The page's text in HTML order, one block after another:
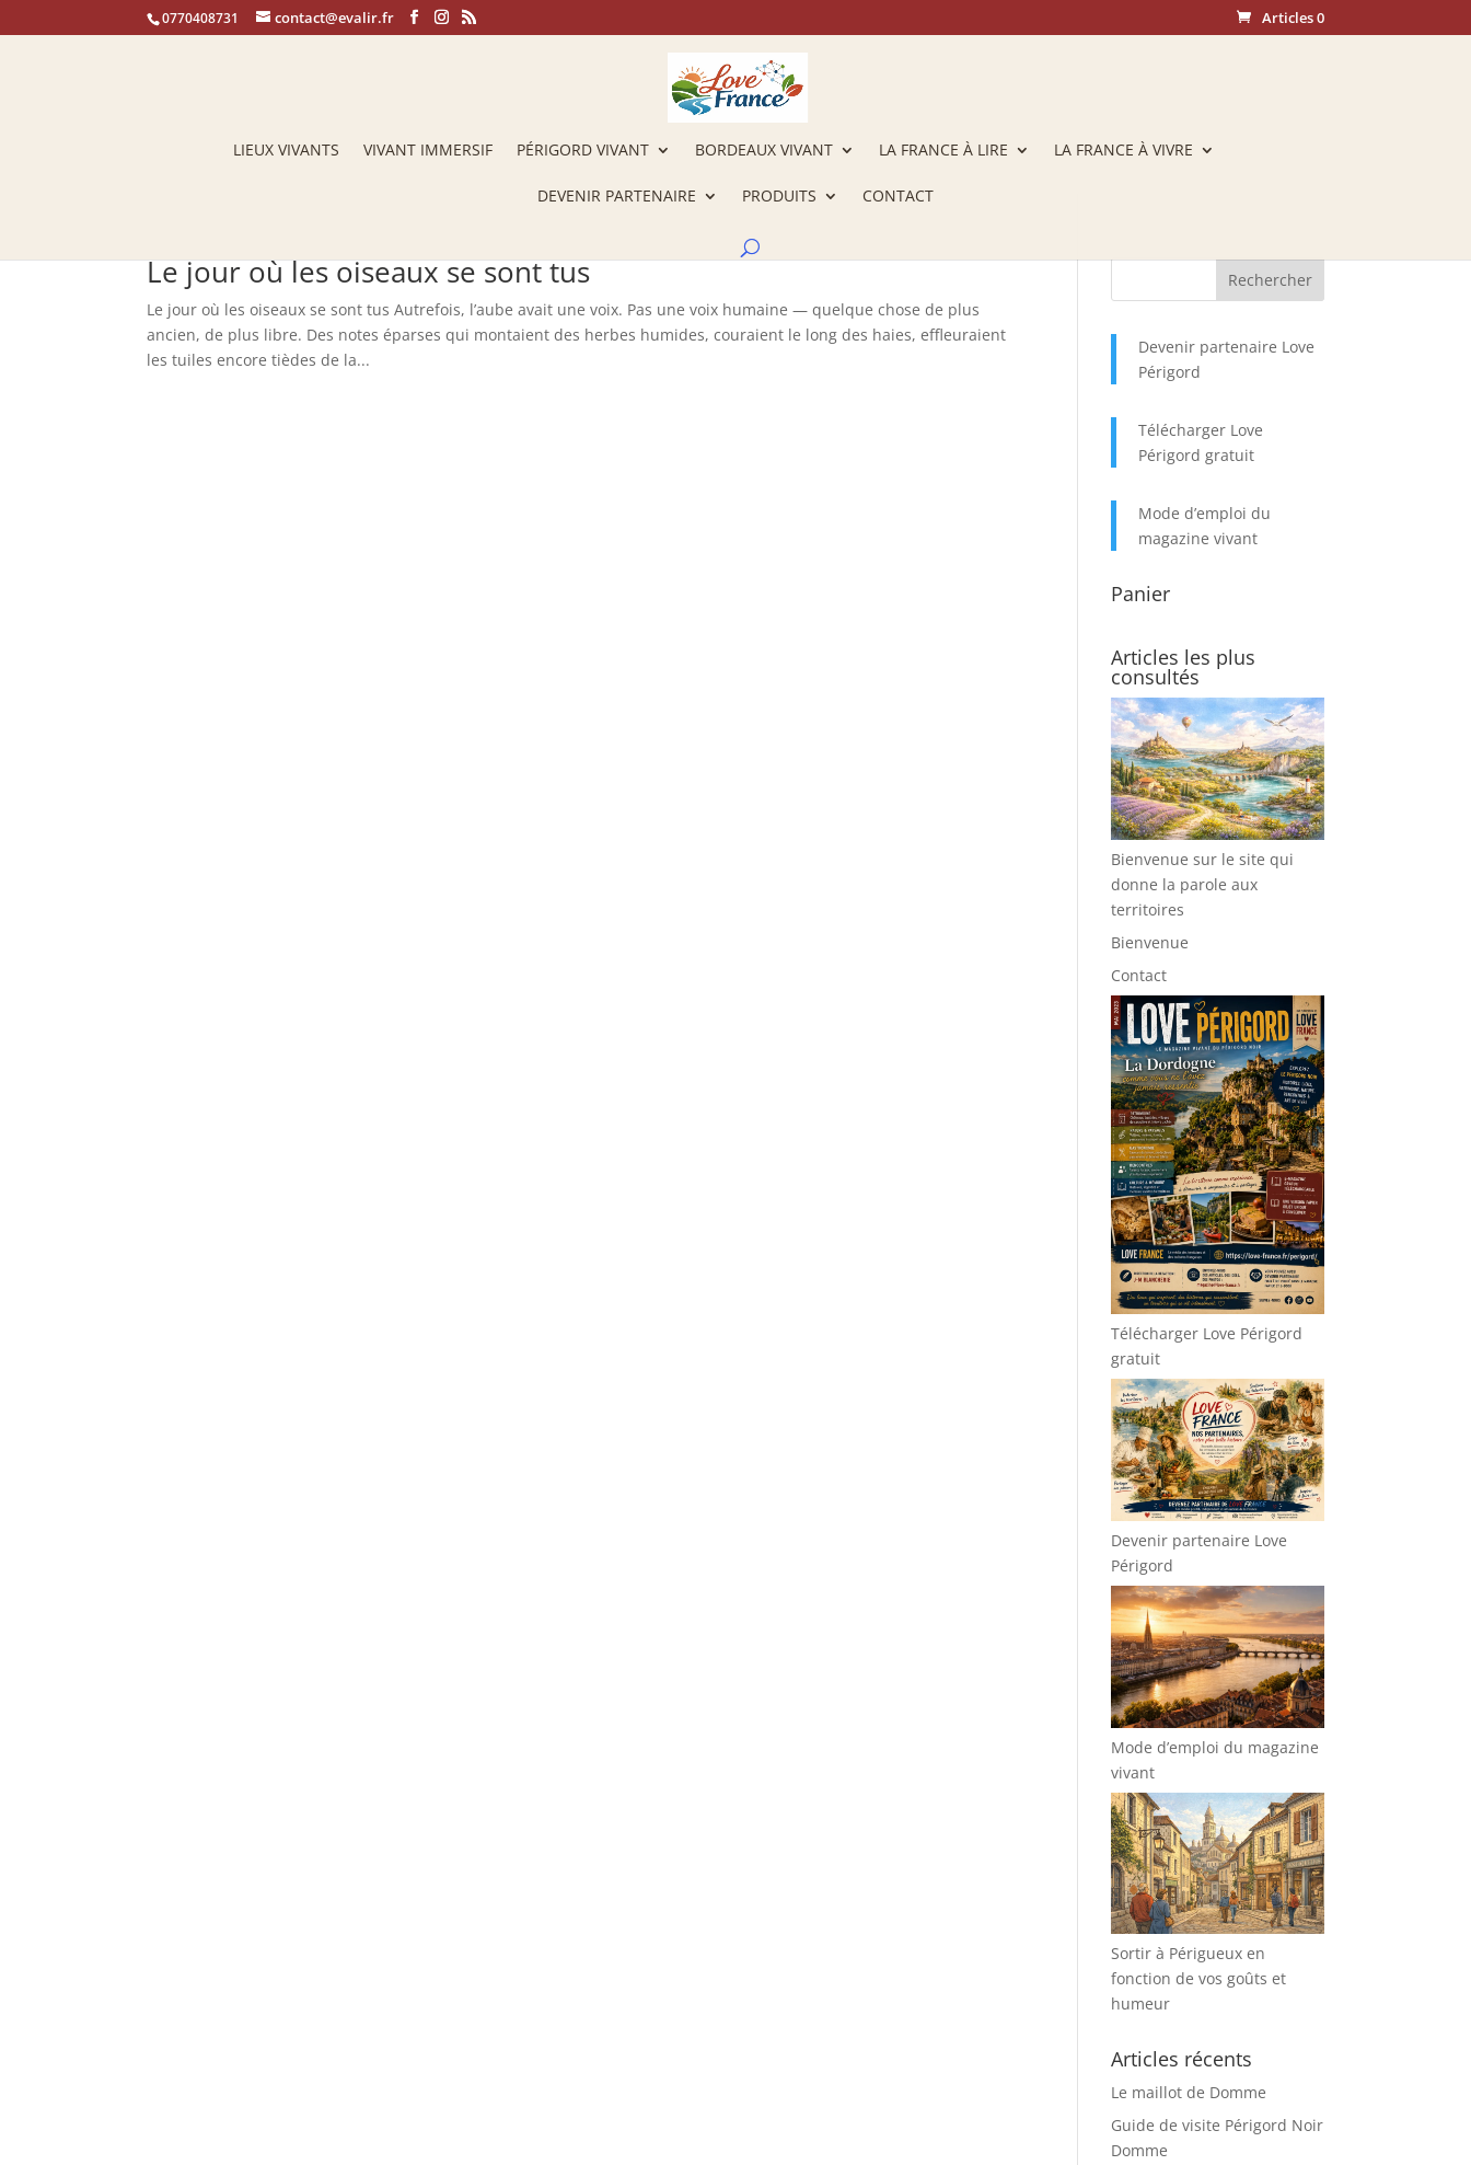
0770408731 contact@evalir.fr Articles 0
LIEUX VIVANTS VIVANT IMMERSIF PÉRIGORD VIVANT BORDEAUX VIVANT LA FRANCE À LIRE LA FRANCE À VIVRE
DEVENIR PARTENAIRE PRODUITS CONTACT
Le jour où les oiseaux se sont tus
Le jour où les oiseaux se sont tus Autrefois, l’aube avait une voix. Pas une voix humaine — quelque chose de plus
ancien, de plus libre. Des notes éparses qui montaient des herbes humides, couraient le long des haies, effleuraient
les tuiles encore tièdes de la...
Devenir partenaire Love
Périgord
Télécharger Love
Périgord gratuit
Mode d’emploi du
magazine vivant
Panier
Articles les plus
consultés
Bienvenue sur le site qui
donne la parole aux
territoires
Bienvenue
Contact
Télécharger Love Périgord
gratuit
Devenir partenaire Love
Périgord
Mode d’emploi du magazine
vivant
Sortir à Périgueux en
fonction de vos goûts et
humeur
Articles récents
Le maillot de Domme
Guide de visite Périgord Noir
Domme